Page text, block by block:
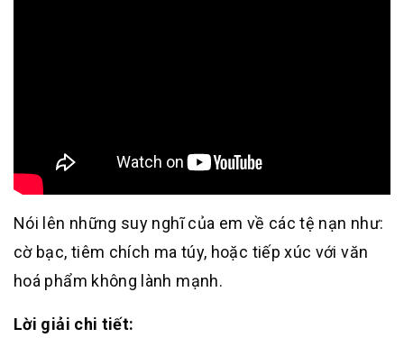
Nói lên những suy nghĩ của em về các tệ nạn như:
cờ bạc, tiêm chích ma túy, hoặc tiếp xúc với văn
hoá phẩm không lành mạnh.
Lời giải chi tiết: